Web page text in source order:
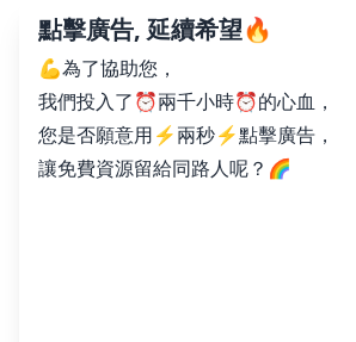
點擊廣告, 延續希望🔥
💪為了協助您，
我們投入了⏰兩千小時⏰的心血，
您是否願意用⚡️兩秒⚡️點擊廣告，
讓免費資源留給同路人呢？🌈